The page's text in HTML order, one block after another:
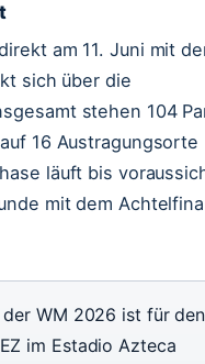
am 11. Juni mit
sich über die
stehen 104
16 Austragungsorte
läuft bis
mit dem
WM 2026 ist für den
im Estadio Azteca